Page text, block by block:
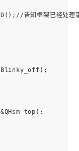
框架已经处理事件